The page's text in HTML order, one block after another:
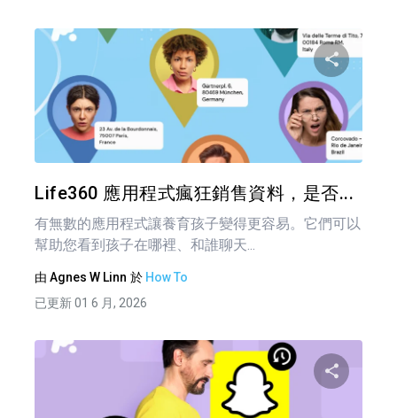
分
Life360 應用程式瘋狂銷售資料，是否...
有無數的應用程式讓養育孩子變得更容易。它們可以
幫助您看到孩子在哪裡、和誰聊天...
由 Agnes W Linn 於 How To
已更新 01 6 月, 2026